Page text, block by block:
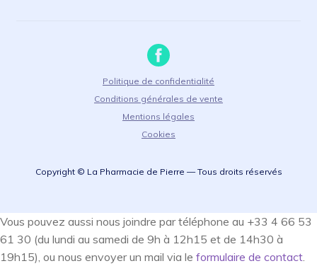
Politique de confidentialité
Conditions générales de vente
Mentions légales
Cookies
Copyright © La Pharmacie de Pierre — Tous droits réservés
Vous pouvez aussi nous joindre par téléphone au +33 4 66 53
61 30 (du lundi au samedi de 9h à 12h15 et de 14h30 à
19h15), ou nous envoyer un mail via le formulaire de contact.